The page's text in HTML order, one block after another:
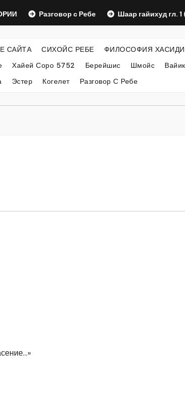
Разговор с Ребе Шаар гайихуд гл. 1 (2)
САЙТА СИХОЙС РЕБЕ ФИЛОСОФИЯ
Хайей Соро 5752 Берейшис Шмойс
Эстер Когелет Разговор С Ребе